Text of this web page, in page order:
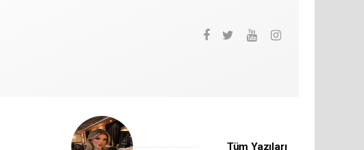
Tüm Yazıları